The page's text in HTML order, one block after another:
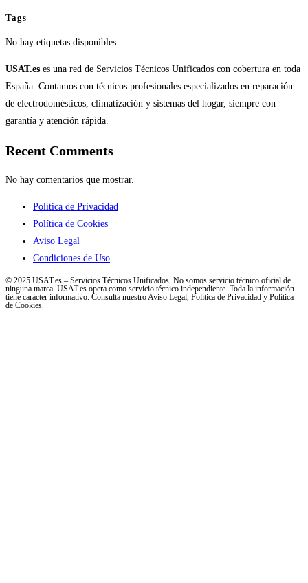
Tags
No hay etiquetas disponibles.
USAT.es es una red de Servicios Técnicos Unificados con cobertura en toda
España. Contamos con técnicos profesionales especializados en reparación
de electrodomésticos, climatización y sistemas del hogar, siempre con
garantía y atención rápida.
Recent Comments
No hay comentarios que mostrar.
Política de Privacidad
Política de Cookies
Aviso Legal
Condiciones de Uso
© 2025 USAT.es – Servicios Técnicos Unificados. No somos servicio técnico oficial de
ninguna marca. USAT.es opera como servicio técnico independiente. Toda la información
tiene carácter informativo. Consulta nuestro Aviso Legal, Política de Privacidad y Política
de Cookies.